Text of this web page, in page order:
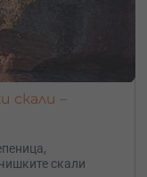
скали –
скали